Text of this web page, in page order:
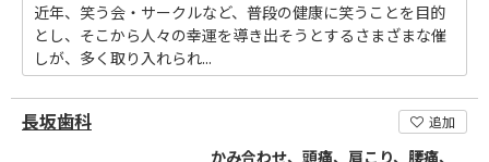
近年、笑う会・サークルなど、普段の健康に笑うことを目的
とし、そこから人々の幸運を導き出そうとするさまざまな催
しが、多く取り入れられ...
長坂歯科 追加
かみ合わせ、頭痛、肩こり、腰痛、